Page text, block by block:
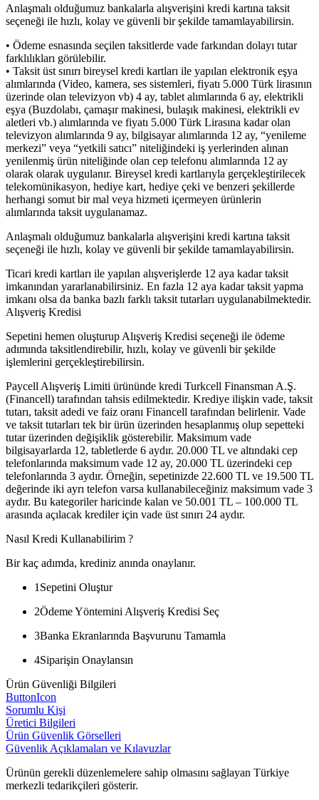
Anlaşmalı olduğumuz bankalarla alışverişini kredi kartına taksit
seçeneği ile hızlı, kolay ve güvenli bir şekilde tamamlayabilirsin.
• Ödeme esnasında seçilen taksitlerde vade farkından dolayı tutar
farklılıkları görülebilir.
• Taksit üst sınırı bireysel kredi kartları ile yapılan elektronik eşya
alımlarında (Video, kamera, ses sistemleri, fiyatı 5.000 Türk lirasının
üzerinde olan televizyon vb) 4 ay, tablet alımlarında 6 ay, elektrikli
eşya (Buzdolabı, çamaşır makinesi, bulaşık makinesi, elektrikli ev
aletleri vb.) alımlarında ve fiyatı 5.000 Türk Lirasına kadar olan
televizyon alımlarında 9 ay, bilgisayar alımlarında 12 ay, “yenileme
merkezi” veya “yetkili satıcı” niteliğindeki iş yerlerinden alınan
yenilenmiş ürün niteliğinde olan cep telefonu alımlarında 12 ay
olarak olarak uygulanır. Bireysel kredi kartlarıyla gerçekleştirilecek
telekomünikasyon, hediye kart, hediye çeki ve benzeri şekillerde
herhangi somut bir mal veya hizmeti içermeyen ürünlerin
alımlarında taksit uygulanamaz.
Anlaşmalı olduğumuz bankalarla alışverişini kredi kartına taksit
seçeneği ile hızlı, kolay ve güvenli bir şekilde tamamlayabilirsin.
Ticari kredi kartları ile yapılan alışverişlerde 12 aya kadar taksit
imkanından yararlanabilirsiniz. En fazla 12 aya kadar taksit yapma
imkanı olsa da banka bazlı farklı taksit tutarları uygulanabilmektedir.
Alışveriş Kredisi
Sepetini hemen oluşturup Alışveriş Kredisi seçeneği ile ödeme
adımında taksitlendirebilir, hızlı, kolay ve güvenli bir şekilde
işlemlerini gerçekleştirebilirsin.
Paycell Alışveriş Limiti ürününde kredi Turkcell Finansman A.Ş.
(Financell) tarafından tahsis edilmektedir. Krediye ilişkin vade, taksit
tutarı, taksit adedi ve faiz oranı Financell tarafından belirlenir. Vade
ve taksit tutarları tek bir ürün üzerinden hesaplanmış olup sepetteki
tutar üzerinden değişiklik gösterebilir. Maksimum vade
bilgisayarlarda 12, tabletlerde 6 aydır. 20.000 TL ve altındaki cep
telefonlarında maksimum vade 12 ay, 20.000 TL üzerindeki cep
telefonlarında 3 aydır. Örneğin, sepetinizde 22.600 TL ve 19.500 TL
değerinde iki ayrı telefon varsa kullanabileceğiniz maksimum vade 3
aydır. Bu kategoriler haricinde kalan ve 50.001 TL – 100.000 TL
arasında açılacak krediler için vade üst sınırı 24 aydır.
Nasıl Kredi Kullanabilirim ?
Bir kaç adımda, krediniz anında onaylanır.
1 Sepetini Oluştur
2Ödeme Yöntemini Alışveriş Kredisi Seç
3Banka Ekranlarında Başvurunu Tamamla
4Siparişin Onaylansın
Ürün Güvenliği Bilgileri
ButtonIcon
Sorumlu Kişi
Üretici Bilgileri
Ürün Güvenlik Görselleri
Güvenlik Açıklamaları ve Kılavuzlar
Ürünün gerekli düzenlemelere sahip olmasını sağlayan Türkiye
merkezli tedarikçileri gösterir.